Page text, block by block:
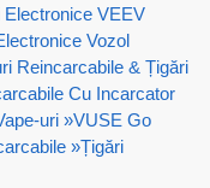
Electronice VEEV
Vozol
Reincarcabile & Țigări
Cu Incarcator
uri »VUSE Go
»Țigări